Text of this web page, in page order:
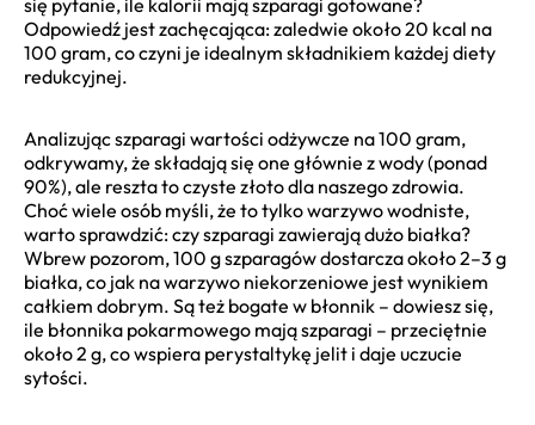
Odpowiedź jest zachęcająca: zaledwie około 20 kcal na
100 gram, co czyni je idealnym składnikiem każdej diety
redukcyjnej.
Analizując szparagi wartości odżywcze na 100 gram,
odkrywamy, że składają się one głównie z wody (ponad
90%), ale reszta to czyste złoto dla naszego zdrowia.
Choć wiele osób myśli, że to tylko warzywo wodniste,
warto sprawdzić: czy szparagi zawierają dużo białka?
Wbrew pozorom, 100 g szparagów dostarcza około 2–3 g
białka, co jak na warzywo niekorzeniowe jest wynikiem
całkiem dobrym. Są też bogate w błonnik – dowiesz się,
ile błonnika pokarmowego mają szparagi – przeciętnie
około 2 g, co wspiera perystaltykę jelit i daje uczucie
sytości.